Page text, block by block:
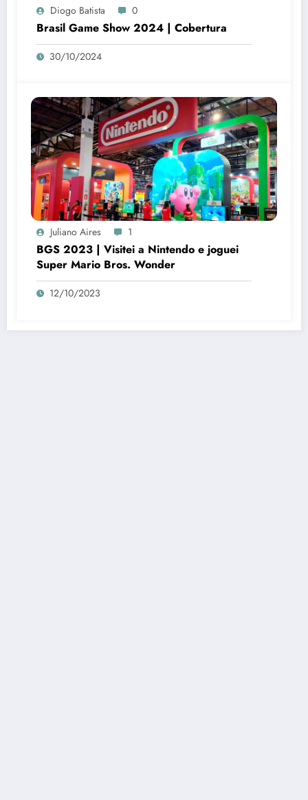
Diogo Batista 0
Brasil Game Show 2024 | Cobertura
30/10/2024
Juliano Aires 1
BGS 2023 | Visitei a Nintendo e joguei
Super Mario Bros. Wonder
12/10/2023